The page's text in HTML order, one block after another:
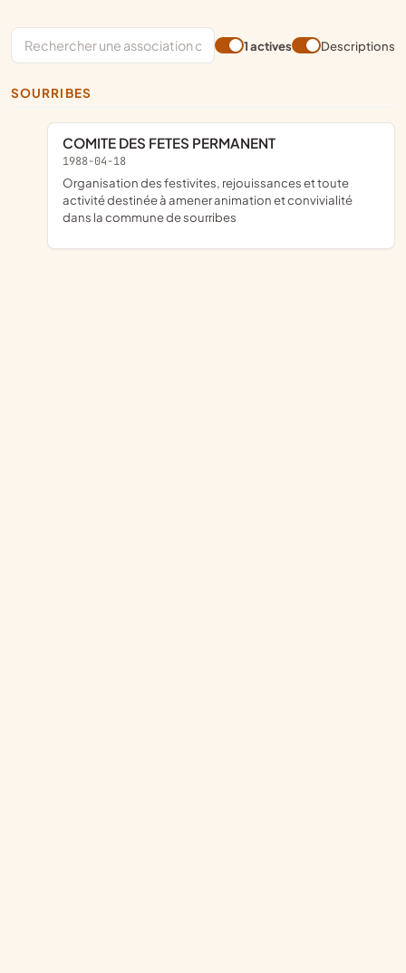
1 actives Descriptions
SOURRIBES
COMITE DES FETES PERMANENT
1988-04-18
organisation des festivites, rejouissances et toute
activité destinée à amener animation et convivialité
dans la commune de sourribes